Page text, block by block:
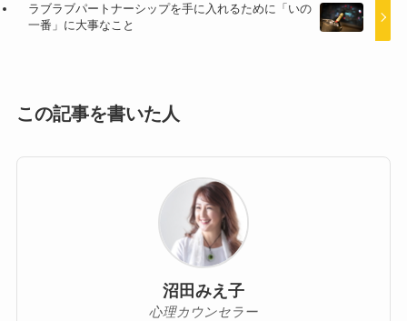
ラブラブパートナーシップを手に入れるために「いの
一番」に大事なこと
この記事を書いた人
沼田みえ子
心理カウンセラー